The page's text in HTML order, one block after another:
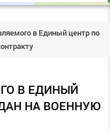
в Единый центр по
В ЕДИНЫЙ
НА ВОЕННУЮ